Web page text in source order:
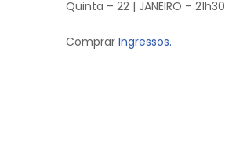
Quinta – 22 | JANEIRO – 21h30
Comprar Ingressos.